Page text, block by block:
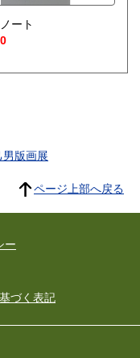
ート
版画展
ページ上部へ戻る
ー
づく表記